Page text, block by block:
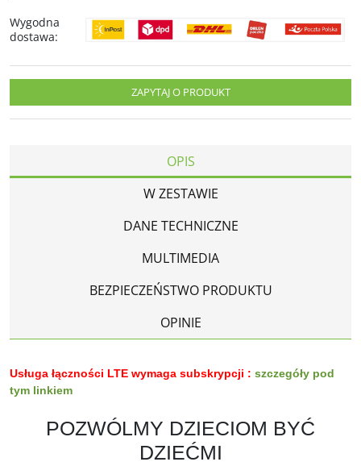
Wygodna
dostawa:
ZAPYTAJ O PRODUKT
OPIS
W ZESTAWIE
DANE TECHNICZNE
MULTIMEDIA
BEZPIECZEŃSTWO PRODUKTU
OPINIE
Usługa łączności LTE wymaga subskrypcji : szczegóły pod
tym linkiem
POZWÓLMY DZIECIOM BYĆ
DZIEĆMI